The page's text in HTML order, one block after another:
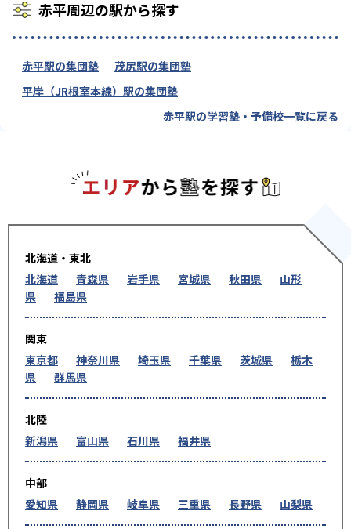
赤平周辺の駅から探す
赤平駅の集団塾
茂尻駅の集団塾
平岸（JR根室本線）駅の集団塾
赤平駅の学習塾・予備校一覧に戻る
北海道・東北
北海道
青森県 岩手県 宮城県 秋田県
山形
県
福島県
関東
東京都
神奈川県 埼玉県 千葉県 茨城県
栃木
県
群馬県
北陸
新潟県
富山県 石川県 福井県
中部
愛知県
静岡県 岐阜県 三重県 長野県 山梨県